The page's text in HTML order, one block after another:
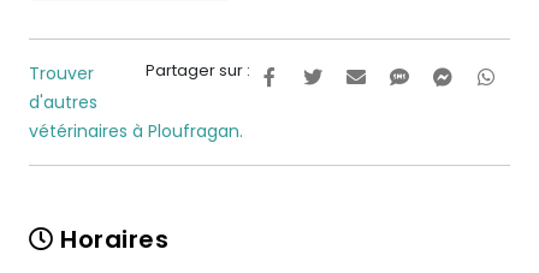
Partager sur :
Trouver
d'autres
vétérinaires à Ploufragan.
Horaires